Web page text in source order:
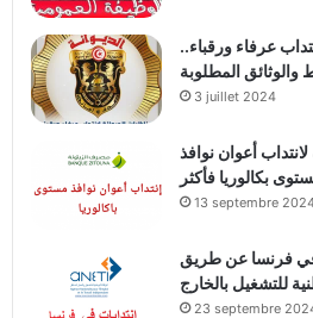
عرفاء ورقباء..
المطلوبة
3 juillet 2024
لانتداب أعوان نوافذ
بكالوريا فأكثر
13 septembre
فرنسا عن طريق
للتشغيل بالخارج
23 septembre